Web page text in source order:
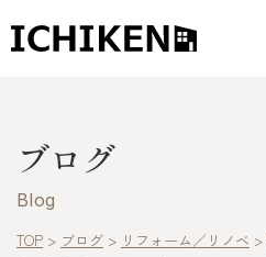
ブログ
ブログ
Blog
TOP > ブログ > リフォーム／リノベ >